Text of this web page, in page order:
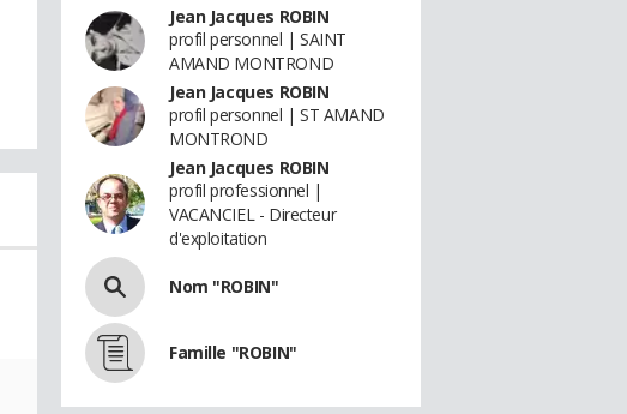
Jean Jacques ROBIN
profil personnel | SAINT
AMAND MONTROND
Jean Jacques ROBIN
profil personnel | ST AMAND
MONTROND
Jean Jacques ROBIN
profil professionnel |
VACANCIEL - Directeur
d'exploitation
Nom "ROBIN"
Famille "ROBIN"